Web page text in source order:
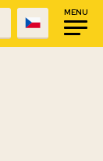
MENU